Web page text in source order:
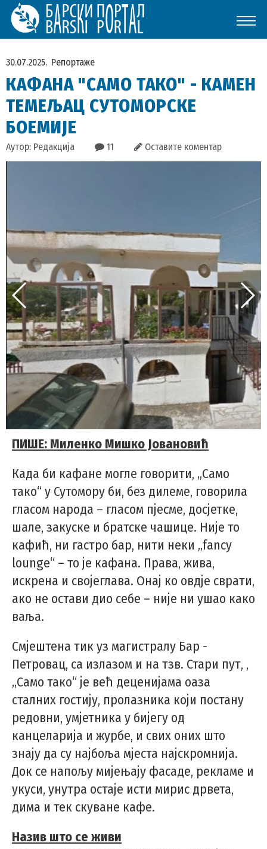
30.07.2025. Репортаже
КАФАНА "САМО ТАКО" - КАМЕН
ТЕМЕЉАЦ СУТОМОРСКЕ
БОЕМИЈЕ
Аутор: Редакција 11 Оставите коментар
ПИШЕ: Миленко Мишко Јовановић
Када би кафане могле говорити, „Само
тако“ у Сутомору би, без дилеме, говорила
гласом народа – гласом пјесме, досјетке,
шале, закуске и братске чашице. Није то
кафић, ни гастро бар, нити неки „fancy
lounge“ – то је кафана. Права, жива,
искрена и својеглава. Онај ко овдје сврати,
ако не остави дио себе – није ни ушао како
ваља.
Смјештена тик уз магистралу Бар -
Петровац, са излазом и на тзв. Стари пут, ,
„Само тако“ је већ деценијама оаза
сталних гостију, пролазника који постану
редовни, умјетника у бијегу од
канцеларија и журбе, и свих оних што
знају да су најбоља мјеста најскромнија.
Док се напољу мијењају фасаде, рекламе и
укуси, унутра остаје исти мирис дрвета,
дима и тек скуване кафе.
Назив што се живи